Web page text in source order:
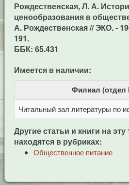
Рождественская, Л. А.
ценообразования в
А. Рождественская // ЭКО. -
191.
ББК: 65.431
Имеется в наличии:
Филиал
Читальный зал литературы по
Другие статьи и книги на эту
находятся в рубриках:
Общественное питание